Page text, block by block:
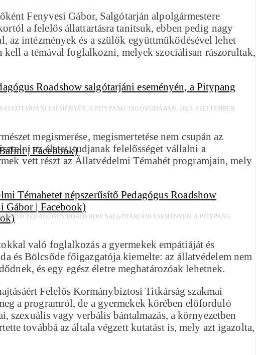
Fenyvesi Gábor, Salgótarján alpolgármestere
a felelős állattartásra tanítsuk, ebben pedig nagy
az intézmények és a szülők együttműködésével lehet
a témával foglalkozni, melyek szociálisan rászorultak,
ESEMÉNYÉN, A PITYPANG TAGÓVODÁBAN, 2025. SZEPTEMBER
megismerése, megismertetése nem csupán az
az életet, tudjanak felelősséget vállalni a
vett részt az Állatvédelmi Témahét programjain, mely
PEDAGÓGUS ROADSHOW SALGÓTARJÁNI ESEMÉNYÉN, A PITYPANG
való foglalkozás a gyermekek empátiáját és
és Bölcsőde főigazgatója kiemelte: az állatvédelem nem
és egy egész életre meghatározóak lehetnek.
Felelős Kormánybiztosi Titkárság szakmai
a programról, de a gyermekek körében előforduló
szexuális vagy verbális bántalmazás, a környezetben
továbbá az általa végzett kutatást is, mely azt igazolta,